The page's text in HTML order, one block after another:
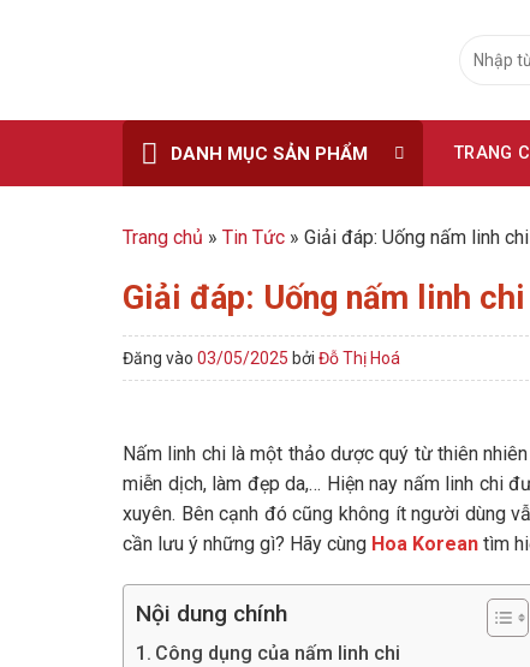
kiếm:
DANH MỤC SẢN PHẨM TRANG
Trang chủ » Tin Tức » Giải đáp: Uống nấm linh
Giải đáp: Uống nấm linh
Đăng vào 03/05/2025 bởi Đỗ Thị Hoá
Nấm linh chi là một thảo dược quý từ thiên
miễn dịch, làm đẹp da,… Hiện nay nấm linh chi
xuyên. Bên cạnh đó cũng không ít người dùng
cần lưu ý những gì? Hãy cùng Hoa Korean tìm
Nội dung chính
Công dụng của nấm linh chi